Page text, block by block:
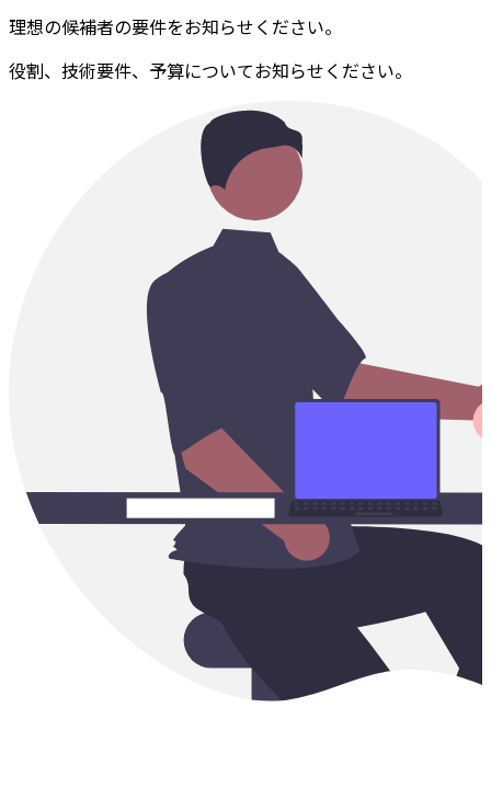
理想の候補者の要件をお知らせください。
役割、技術要件、予算についてお知らせください。